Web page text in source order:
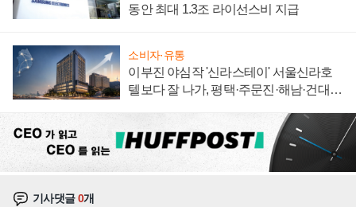
동안 최대 1.3조 라이선스비 지급
소비자·유통
이부진 야심작 '신라스테이' 서울신라호
텔보다 잘 나가, 평택·주문진·해남·건대로
기사댓글0개